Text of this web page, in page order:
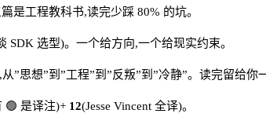
是工程教科书,读完少踩 80% 的坑。
SDK 选型)。一个给方向,一个给现实约束。
”思想”到”工程”到”反叛”到”冷静”。读完留给你
🟢 是译注)+ 12(Jesse Vincent 全译)。